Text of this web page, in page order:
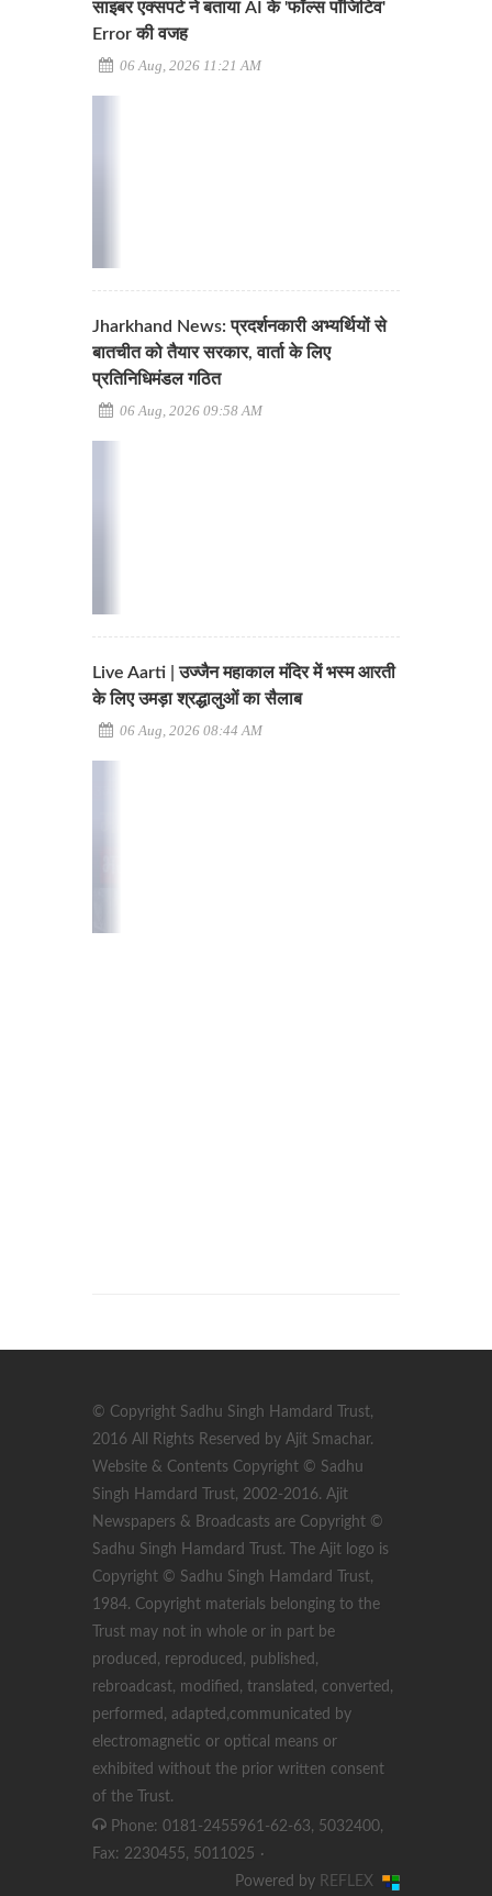
साइबर एक्सपर्ट ने बताया AI के 'फॉल्स पॉजिटिव'
Error की वजह
06 Aug, 2026 11:21 AM
Jharkhand News: प्रदर्शनकारी अभ्यर्थियों से
बातचीत को तैयार सरकार, वार्ता के लिए
प्रतिनिधिमंडल गठित
06 Aug, 2026 09:58 AM
Live Aarti | उज्जैन महाकाल मंदिर में भस्म आरती
के लिए उमड़ा श्रद्धालुओं का सैलाब
06 Aug, 2026 08:44 AM
© Copyright Sadhu Singh Hamdard Trust,
2016 All Rights Reserved by Ajit Smachar.
Website & Contents Copyright © Sadhu
Singh Hamdard Trust, 2002-2016. Ajit
Newspapers & Broadcasts are Copyright ©
Sadhu Singh Hamdard Trust. The Ajit logo is
Copyright © Sadhu Singh Hamdard Trust,
1984. Copyright materials belonging to the
Trust may not in whole or in part be
produced, reproduced, published,
rebroadcast, modified, translated, converted,
performed, adapted,communicated by
electromagnetic or optical means or
exhibited without the prior written consent
of the Trust.
Phone: 0181-2455961-62-63, 5032400,
Fax: 2230455, 5011025 ·
Powered by REFLEX